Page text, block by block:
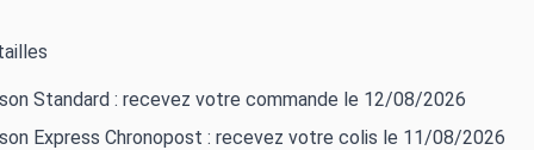
Standard : recevez votre commande le 12/08/2026
Express Chronopost : recevez votre colis le 11/08/2026